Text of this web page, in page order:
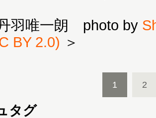
羽唯一朗 photo by
BY 2.0) ＞
1 2
タグ